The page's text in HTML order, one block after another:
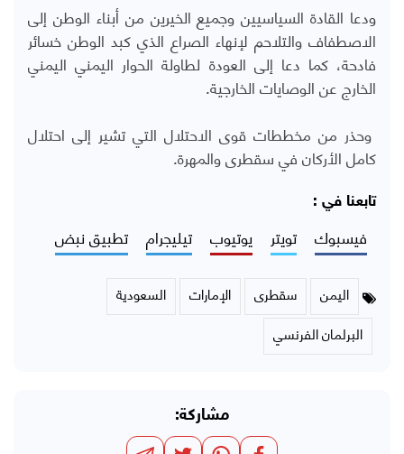
ودعا القادة السياسيين وجميع الخيرين من أبناء الوطن إلى
الاصطفاف والتلاحم لإنهاء الصراع الذي كبد الوطن خسائر
فادحة، كما دعا إلى العودة لطاولة الحوار اليمني اليمني
الخارج عن الوصايات الخارجية.
وحذر من مخططات قوى الاحتلال التي تشير إلى احتلال
كامل الأركان في سقطرى والمهرة.
تابعنا في :
فيسبوك تويتر يوتيوب تيليجرام تطبيق نبض
اليمن سقطرى الإمارات
السعودية
البرلمان الفرنسي
مشاركة: